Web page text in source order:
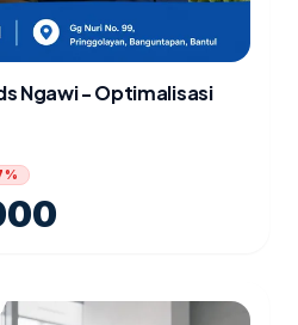
Ngawi - Optimalisasi